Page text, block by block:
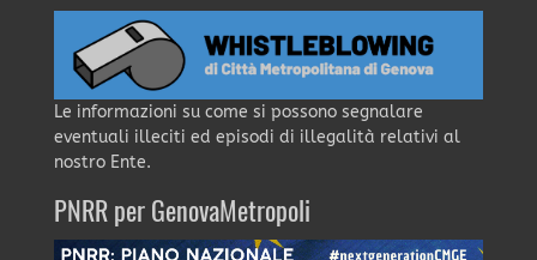
Le informazioni su come si possono segnalare
eventuali illeciti ed episodi di illegalità relativi al
nostro Ente.
PNRR per GenovaMetropoli